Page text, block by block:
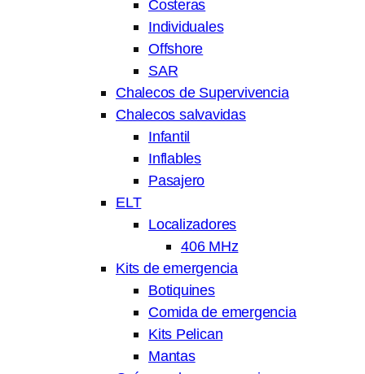
Costeras
Individuales
Offshore
SAR
Chalecos de Supervivencia
Chalecos salvavidas
Infantil
Inflables
Pasajero
ELT
Localizadores
406 MHz
Kits de emergencia
Botiquines
Comida de emergencia
Kits Pelican
Mantas